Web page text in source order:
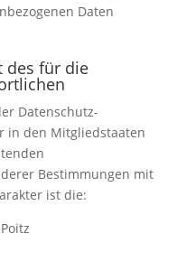
Daten
des für die
Datenschutz-
in den Mitgliedstaaten
Bestimmungen mit
ist die: